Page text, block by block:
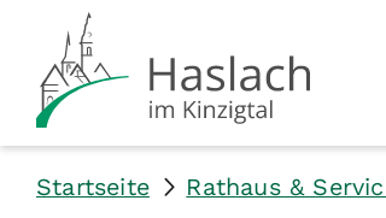
Startseite Rathaus &